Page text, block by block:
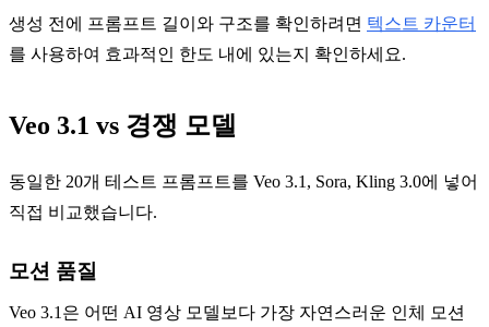
생성 전에 프롬프트 길이와 구조를 확인하려면 텍스트 카운터
를 사용하여 효과적인 한도 내에 있는지 확인하세요.
Veo 3.1 vs 경쟁 모델
동일한 20개 테스트 프롬프트를 Veo 3.1, Sora, Kling 3.0에 넣어
직접 비교했습니다.
모션 품질
Veo 3.1은 어떤 AI 영상 모델보다 가장 자연스러운 인체 모션